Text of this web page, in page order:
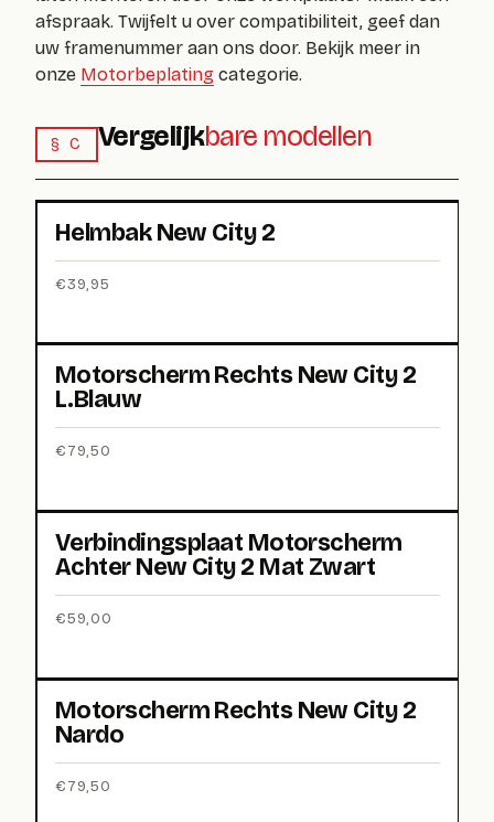
afspraak. Twijfelt u over compatibiliteit, geef dan
uw framenummer aan ons door. Bekijk meer in
onze Motorbeplating categorie.
§ C Vergelijkbare modellen
Helmbak New City 2
€39,95
Motorscherm Rechts New City 2
L.Blauw
€79,50
Verbindingsplaat Motorscherm
Achter New City 2 Mat Zwart
€59,00
Motorscherm Rechts New City 2
Nardo
€79,50